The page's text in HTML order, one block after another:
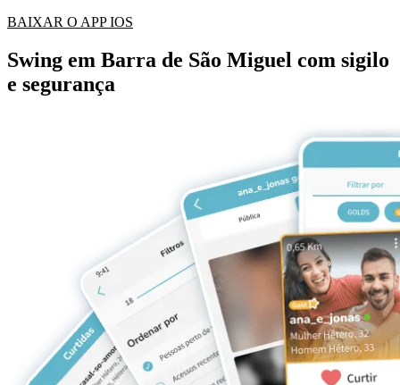
BAIXAR O APP IOS
Swing em Barra de São Miguel com sigilo
e segurança